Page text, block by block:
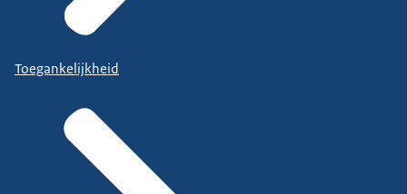
Toegankelijkheid